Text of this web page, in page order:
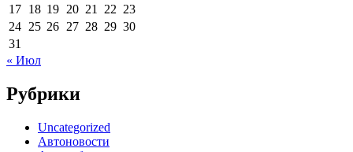
17 18 19 20 21 22 23
24 25 26 27 28 29 30
31
« Июл
Рубрики
Uncategorized
Автоновости